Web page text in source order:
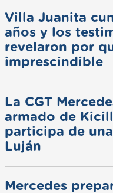
Villa Juanita
años y los
revelaron por
imprescindible
La CGT
armado de
participa de
Luján
Mercedes